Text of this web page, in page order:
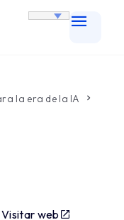
la era de la IA
Visitar web